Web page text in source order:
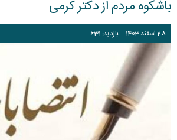
باشکوه مردم از دکتر کرمی
28اسفند1403 بازدید: 631